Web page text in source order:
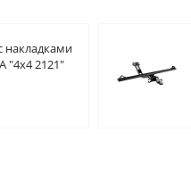
накладками
"4х4 2121"